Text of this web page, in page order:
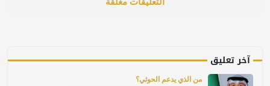
آخر تعليق
من الذي يدعم الحوثي؟